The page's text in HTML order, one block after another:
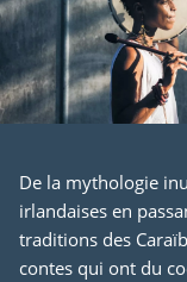
De la mythologie
irlandaises en
traditions des
contes qui ont du